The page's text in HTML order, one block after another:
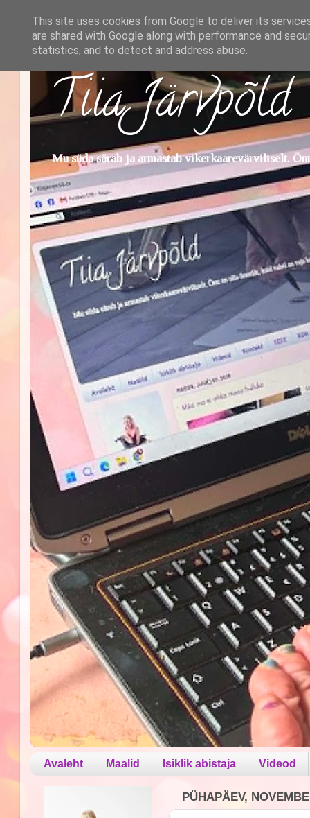
Tiia Järvpõld
Mu süda särab ja armastab vikerkaarevärviliselt.
Avaleht Maalid Isiklik abistaja Videod
PÜHAPÄEV,
This site uses cookies from Google to deliver its
are shared with Google along with performance and
statistics, and to detect and address abuse.